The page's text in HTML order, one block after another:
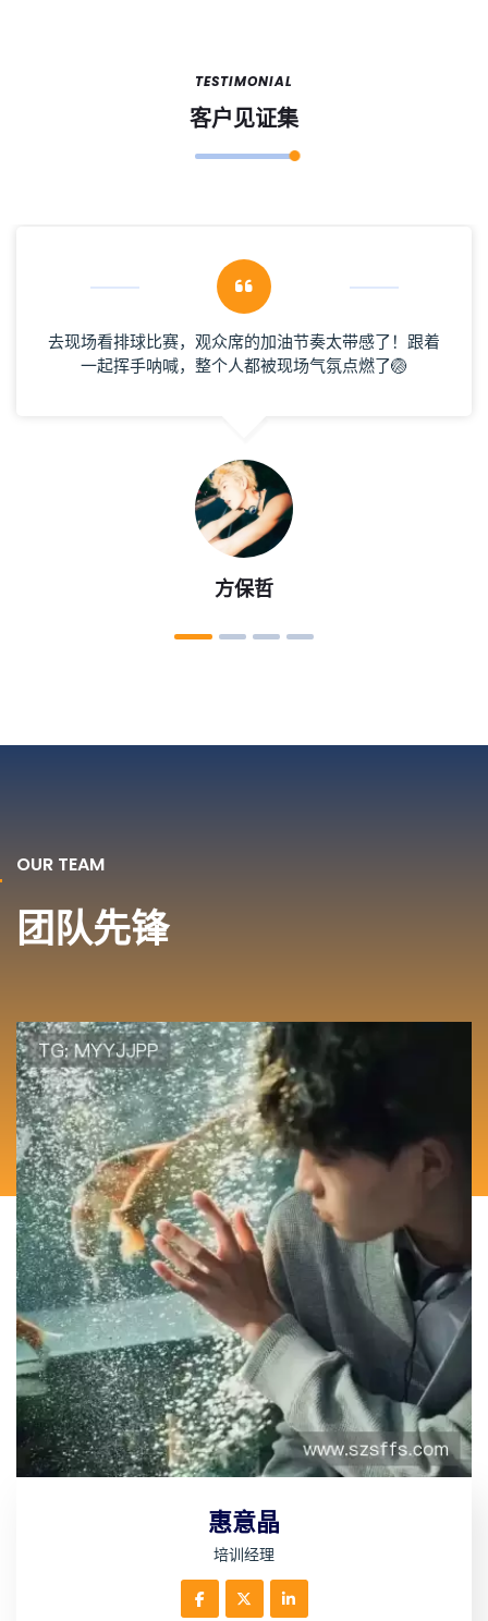
TESTIMONIAL
客户见证集
这个体育直播平台太良心了，几乎覆盖了所有热门赛
事，连小众的羽毛球比赛都能找到📺，再也不用到处找
燕婉娜
OUR TEAM
团队先锋
惠意晶
培训经理